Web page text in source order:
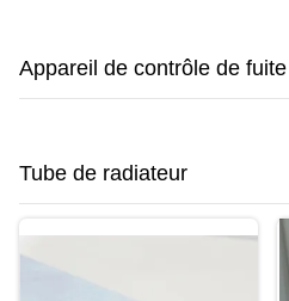
Appareil de contrôle de
Tube de radiateur